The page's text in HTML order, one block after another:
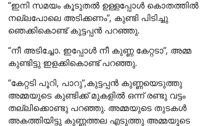
“ഇനി സമയം കൂടുതൽ ഉള്ളപ്പോൾ കൊതത്തിൽ
നല്ലപോലെ അടിക്കണം”, കുണ്ടി പിടിച്ചു
ഞെക്കികൊണ്ട് കുട്ടപ്പൻ പറഞ്ഞു.
“നീ അടിച്ചോ. ഇപ്പോൾ നീ കുണ്ണ കേറ്റടാ”, അമ്മ
കുണ്ടിട്ടു ഇളക്കികൊണ്ട് പറഞ്ഞു.
“കേറ്റടി പൂറി, പാറു”,കുട്ടപ്പൻ കുണ്ണയെടുത്തു
അമ്മയുടെ കുണ്ടിക്ക് മുകളിൽ ഒന്ന് രണ്ടു വട്ടം
തല്ലിക്കൊണ്ടു പറഞ്ഞു. അമ്മയുടെ തുടകൾ
അകത്തിയിട്ടു കുണ്ണത്തല എടുത്തു അമ്മയുടെ